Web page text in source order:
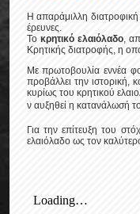
Η απαράμιλλη
έρευνες.
Το κρητικό ελαιόλαδο,
Κρητικής διατροφής, η
Με πρωτοβουλία εννέα
προβάλλει την ιστορική,
κυρίως του κρητικού
ν αυξηθεί η κατανάλωσή
Για την επίτευξη του
ελαιόλαδο ως τον